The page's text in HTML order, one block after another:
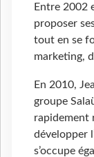
Entre 2002
proposer
tout en se
marketing,
En 2010,
groupe
rapidement
développer
s’occupe